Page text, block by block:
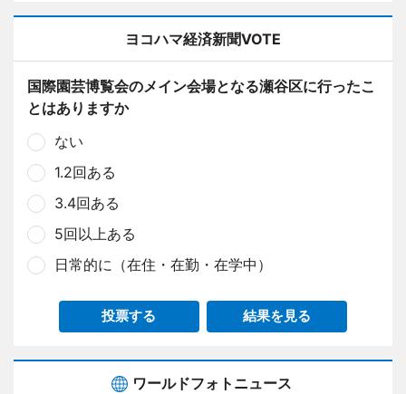
ヨコハマ経済新聞VOTE
国際園芸博覧会のメイン会場となる瀬谷区に行ったこ
とはありますか
ない
1.2回ある
3.4回ある
5回以上ある
日常的に（在住・在勤・在学中）
投票する 結果を見る
ワールドフォトニュース